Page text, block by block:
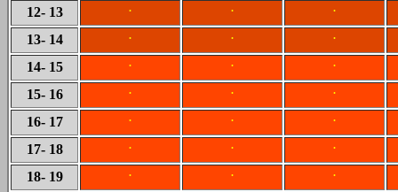
12- 13 . . .
13- 14 . . .
14- 15 . . .
15- 16 . . .
16- 17 . . .
17- 18 . . .
18- 19 . . .